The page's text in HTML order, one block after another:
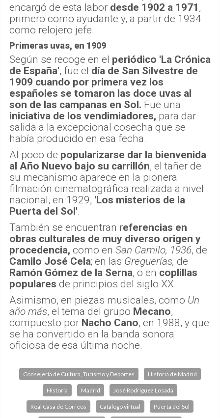
encargó de esta labor desde 1902 a 1971 ,
primero como ayudante y, a partir de 1934
como relojero jefe.
Primeras uvas, en 1909
Según se recoge en el periódico 'La Crónica
de España', fue el día de San Silvestre de
1909 cuando por primera vez los
españoles se tomaron las doce uvas al
son de las campanas en Sol. Fue una
iniciativa de los vendimiadores, para dar
salida a la excepcional cosecha que se
había producido en esa fecha.
Al poco de popularizarse dar la bienvenida
al Año Nuevo bajo su carrillón, el tañer de
su mecanismo aparece en la pionera
filmación cinematográfica realizada a nivel
nacional, en 1929, 'Los misterios de la
Puerta del Sol'.
También se encuentran referencias en
obras culturales de muy diverso origen y
procedencia, como en San Camilo, 1936, de
Camilo José Cela; en las Greguerías, de
Ramón Gómez de la Serna, o en coplillas
populares de principios del siglo XX.
Asimismo, en piezas musicales, como Un
año más, el tema del grupo Mecano,
compuesto por Nacho Cano, en 1988, y que
se ha convertido en la banda sonora
oficiosa de esa última noche.
Consejería de Cultura, Turismo y Deportes Historia de Madrid
Historia Madrid José Rodríguez Losada
Real Casa de Correos Catálogo virtual Puerta del Sol